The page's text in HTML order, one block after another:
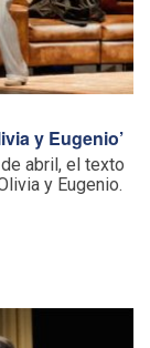
y Eugenio’
abril, el texto
y Eugenio.